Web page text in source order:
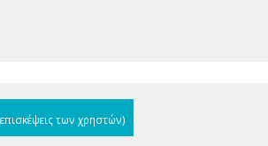
των χρηστών)